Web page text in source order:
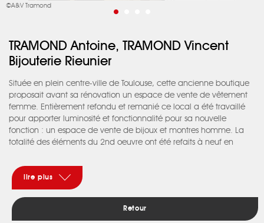
©A&V Tramond
TRAMOND Antoine, TRAMOND Vincent
Bijouterie Rieunier
Située en plein centre-ville de Toulouse, cette ancienne boutique
proposait avant sa rénovation un espace de vente de vêtement
femme. Entièrement refondu et remanié ce local a été travaillé
pour apporter luminosité et fonctionnalité pour sa nouvelle
fonction : un espace de vente de bijoux et montres homme. La
totalité des éléments du 2nd oeuvre ont été refaits à neuf en
présentation et la vente de ces bijoux de collection. Une alcôve
en partie centrale a été dessinée et créée grâce à un jeu de
plafond et doublages suspendus, intégrant une bibliothèque et
permettant de matérialiser cet espace. Un rétro éclairage
périphérique permet de faire « flotter » cet ensemble et amène
lire plus
Retour